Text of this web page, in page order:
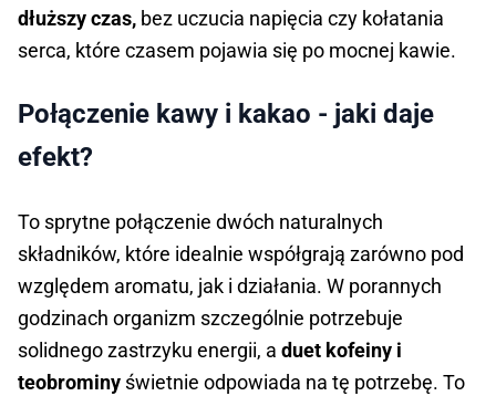
dłuższy czas, bez uczucia napięcia czy kołatania
serca, które czasem pojawia się po mocnej kawie.
Połączenie kawy i kakao - jaki daje
efekt?
To sprytne połączenie dwóch naturalnych
składników, które idealnie współgrają zarówno pod
względem aromatu, jak i działania. W porannych
godzinach organizm szczególnie potrzebuje
solidnego zastrzyku energii, a duet kofeiny i
teobrominy świetnie odpowiada na tę potrzebę. To